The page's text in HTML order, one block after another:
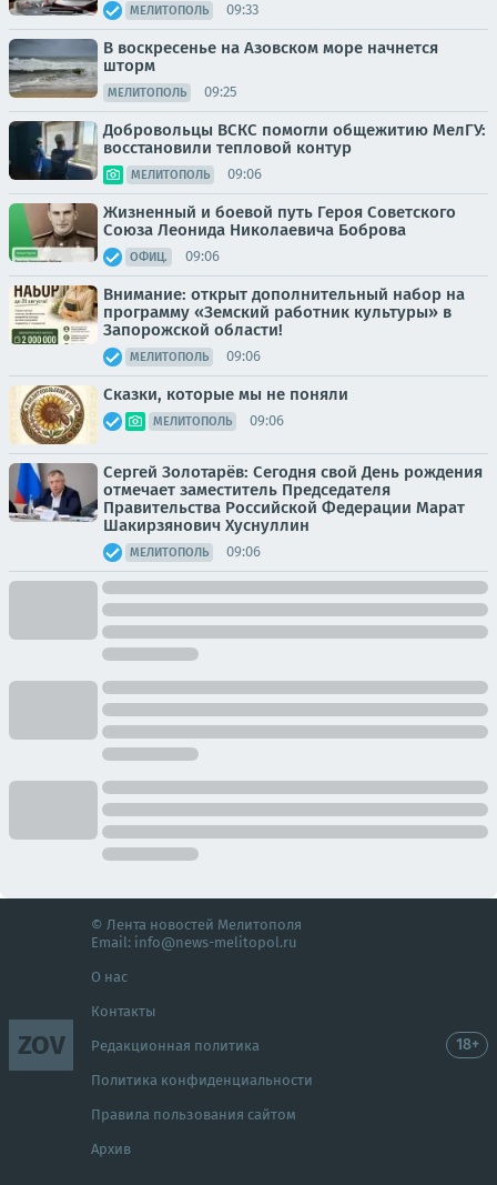
МЕЛИТОПОЛЬ 09:33
В воскресенье на Азовском море начнется
шторм
МЕЛИТОПОЛЬ 09:25
Добровольцы ВСКС помогли общежитию МелГУ:
восстановили тепловой контур
МЕЛИТОПОЛЬ 09:06
Жизненный и боевой путь Героя Советского
Союза Леонида Николаевича Боброва
ОФИЦ. 09:06
Внимание: открыт дополнительный набор на
программу «Земский работник культуры» в
Запорожской области!
МЕЛИТОПОЛЬ 09:06
Сказки, которые мы не поняли
МЕЛИТОПОЛЬ 09:06
Сергей Золотарёв: Сегодня свой День рождения
отмечает заместитель Председателя
Правительства Российской Федерации Марат
Шакирзянович Хуснуллин
МЕЛИТОПОЛЬ 09:06
ZOV
© Лента новостей Мелитополя
Email: info@news-melitopol.ru
О нас
Контакты
Редакционная политика
Политика конфиденциальности
Правила пользования сайтом
Архив
18+